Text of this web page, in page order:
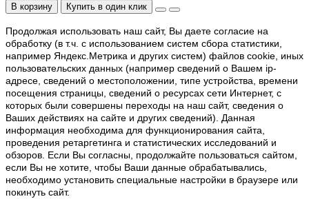
В корзину Купить в один клик
Продолжая использовать наш cайт, Вы даете согласие на
обработку (в т.ч. с использованием систем сбора статистики,
например Яндекс.Метрика и других систем) файлов cookie, иных
пользовательских данных (например сведений о Вашем ip-
адресе, сведений о местоположении, типе устройства, времени
посещения страницы, сведений о ресурсах сети Интернет, с
которых были совершены переходы на наш сайт, сведения о
Ваших действиях на сайте и других сведений). Данная
информация необходима для функционирования сайта,
проведения ретаргетинга и статистических исследований и
обзоров. Если Вы согласны, продолжайте пользоваться сайтом,
если Вы не хотите, чтобы Ваши данные обрабатывались,
необходимо установить специальные настройки в браузере или
покинуть сайт.